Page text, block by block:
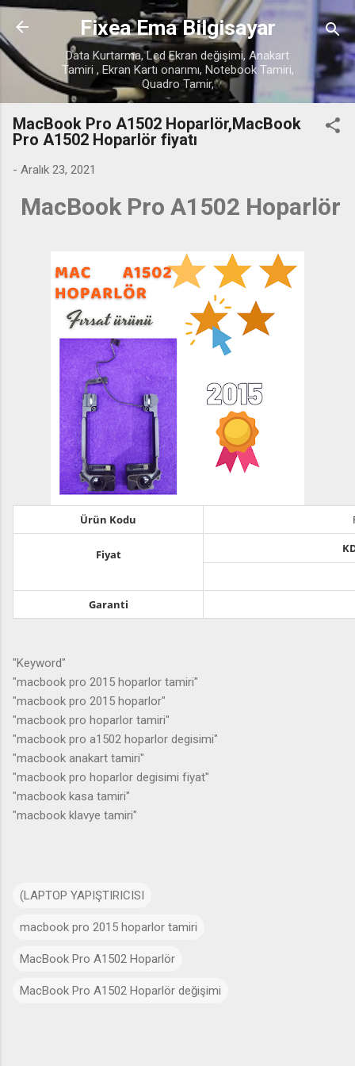
Ana içeriğe atla
Fixea Ema Bilgisayar
Data Kurtarma, Lcd Ekran değişimi, Anakart
Tamiri , Ekran Kartı onarımı, Notebook Tamiri,
Quadro Tamir,
MacBook Pro A1502 Hoparlör,MacBook
Pro A1502 Hoparlör fiyatı
- Aralık 23, 2021
MacBook Pro A1502 Hoparlör
Ürün Kodu
Fiyat
Garanti
"Keyword"
"macbook pro 2015 hoparlor tamiri"
"macbook pro 2015 hoparlor"
"macbook pro hoparlor tamiri"
"macbook pro a1502 hoparlor degisimi"
"macbook anakart tamiri"
"macbook pro hoparlor degisimi fiyat"
"macbook kasa tamiri"
"macbook klavye tamiri"
(LAPTOP YAPIŞTIRICISI
macbook pro 2015 hoparlor tamiri
MacBook Pro A1502 Hoparlör
MacBook Pro A1502 Hoparlör değişimi